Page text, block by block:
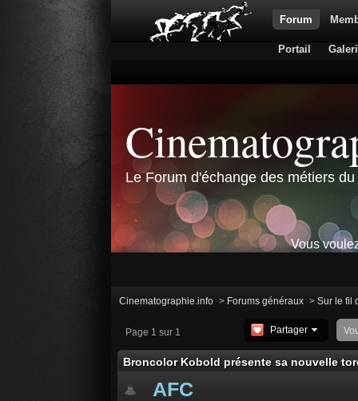
Forum
Portail
Le Forum d'échange des métiers
Vous
Cinematographie.info > Forums généraux > Sur le fil
Page 1 sur 1 Partager
Broncolor Kobold présente sa nouvelle
AFC